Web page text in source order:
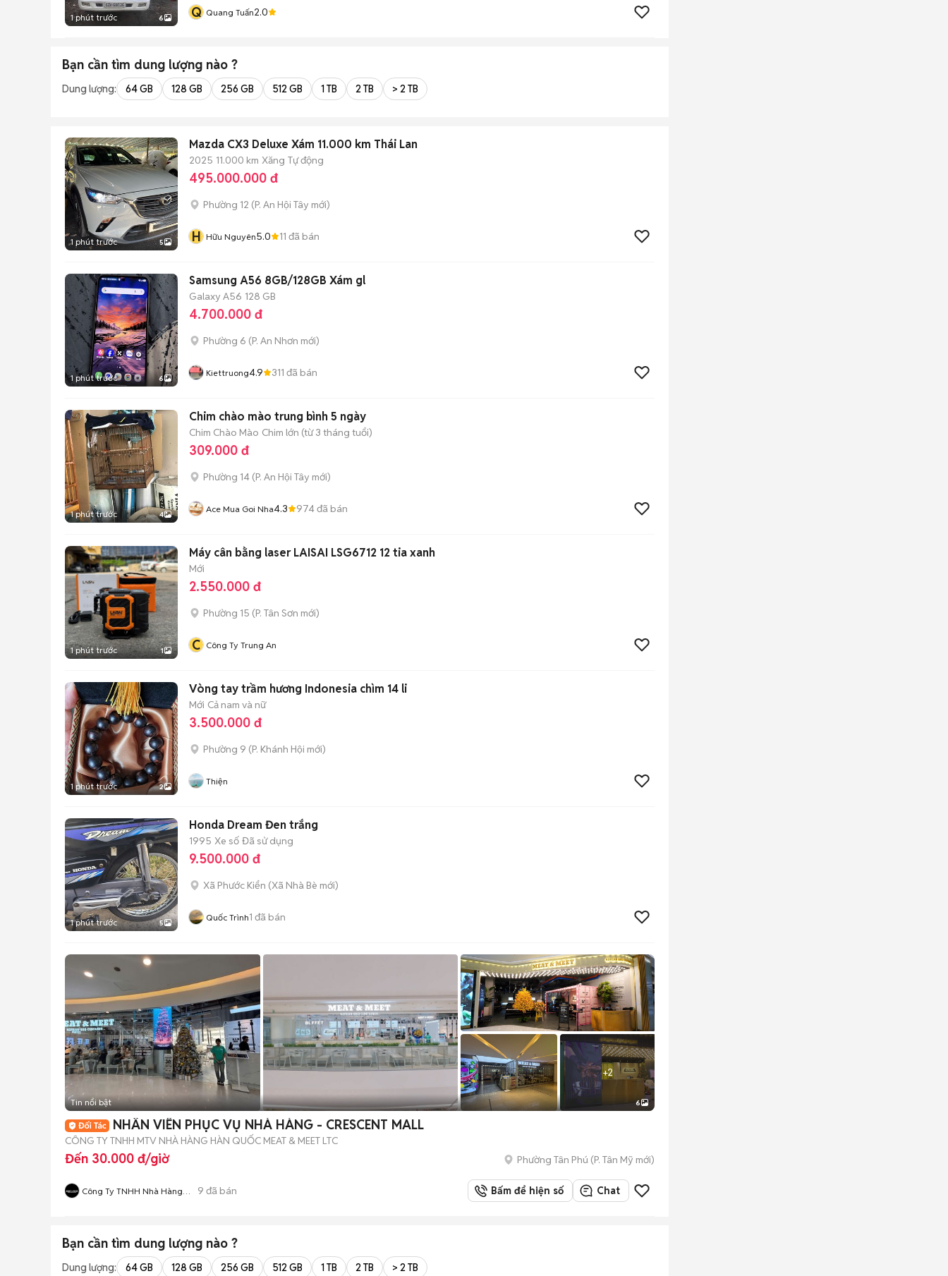
1 phút trước 6 Q Quang Tuấn2.0
Bạn cần tìm dung lượng nào ?
Dung lượng: 64 GB 128 GB 256 GB 512 GB 1 TB 2 TB > 2 TB
1 phút trước 5
Mazda CX3 Deluxe Xám 11.000 km Thái Lan
2025 11.000 km Xăng Tự động
495.000.000 đ
Phường 12 (P. An Hội Tây mới)
H Hữu Nguyên5.0 11 đã bán
1 phút trước 6
Samsung A56 8GB/128GB Xám gl
Galaxy A56 128 GB
4.700.000 đ
Phường 6 (P. An Nhơn mới)
Kiettruong4.9 311 đã bán
1 phút trước 4
Chim chào mào trung bình 5 ngày
Chim Chào Mào Chim lớn (từ 3 tháng tuổi)
309.000 đ
Phường 14 (P. An Hội Tây mới)
Ace Mua Goi Nha4.3 974đã bán
1 phút trước 1
Máy cân bằng laser LAISAI LSG6712 12 tia xanh
Mới
2.550.000 đ
Phường 15 (P. Tân Sơn mới)
C Công Ty Trung An
1 phút trước 2
Vòng tay trầm hương Indonesia chìm 14 li
Mới Cả nam và nữ
3.500.000 đ
Phường 9 (P. Khánh Hội mới)
Thiện
1 phút trước 5
Honda Dream Đen trắng
1995 Xe số Đã sử dụng
9.500.000 đ
Xã Phước Kiển (Xã Nhà Bè mới)
Quốc Trình1 đã bán
+2
Tin nổi bật 6
NHÂN VIÊN PHỤC VỤ NHÀ HÀNG - CRESCENT MALL
CÔNG TY TNHH MTV NHÀ HÀNG HÀN QUỐC MEAT & MEET LTC
Đến 30.000 đ/giờ Phường Tân Phú (P. Tân Mỹ mới)
Công Ty TNHH Nhà Hàng
9 đã bán Bấm để hiện số Chat
Bạn cần tìm dung lượng nào ?
Dung lượng: 64 GB 128 GB 256 GB 512 GB 1 TB 2 TB > 2 TB